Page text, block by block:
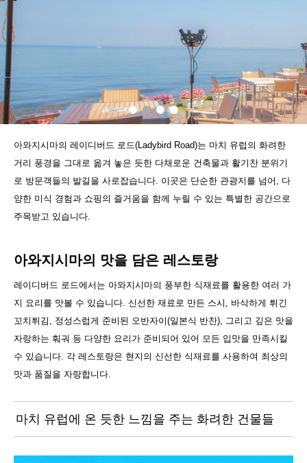
아와지시마의 레이디버드 로드(Ladybird Road)는 마치 유럽의 화려한
거리 풍경을 그대로 옮겨 놓은 듯한 다채로운 건축물과 활기찬 분위기
로 방문객들의 발길을 사로잡습니다. 이곳은 단순한 관광지를 넘어, 다
양한 미식 경험과 쇼핑의 즐거움을 함께 누릴 수 있는 특별한 공간으로
주목받고 있습니다.
아와지시마의 맛을 담은 레스토랑
레이디버드 로드에서는 아와지시마의 풍부한 식재료를 활용한 여러 가
지 요리를 맛볼 수 있습니다. 신선한 재료로 만든 스시, 바삭하게 튀긴
꼬치튀김, 정성스럽게 준비된 오반자이(일본식 반찬), 그리고 깊은 맛을
자랑하는 훠궈 등 다양한 요리가 준비되어 있어 모든 입맛을 만족시킬
수 있습니다. 각 레스토랑은 현지의 신선한 식재료를 사용하여 최상의
맛과 품질을 자랑합니다.
마치 유럽에 온 듯한 느낌을 주는 화려한 건물들